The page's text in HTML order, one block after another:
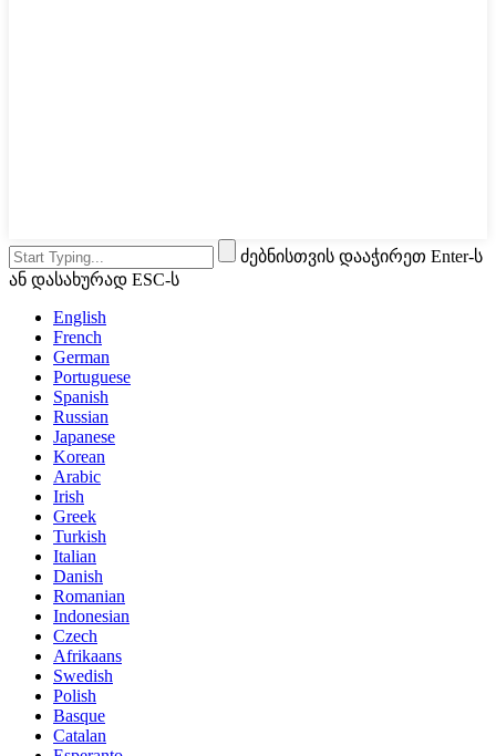
ძებნისთვის დააჭირეთ Enter-ს
ან დასახურად ESC-ს
English
French
German
Portuguese
Spanish
Russian
Japanese
Korean
Arabic
Irish
Greek
Turkish
Italian
Danish
Romanian
Indonesian
Czech
Afrikaans
Swedish
Polish
Basque
Catalan